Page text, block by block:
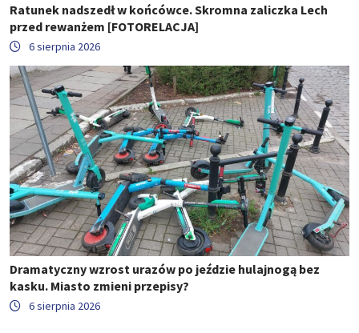
Ratunek nadszedł w końcówce. Skromna zaliczka Lech
przed rewanżem [FOTORELACJA]
6 sierpnia 2026
Dramatyczny wzrost urazów po jeździe hulajnogą bez
kasku. Miasto zmieni przepisy?
6 sierpnia 2026